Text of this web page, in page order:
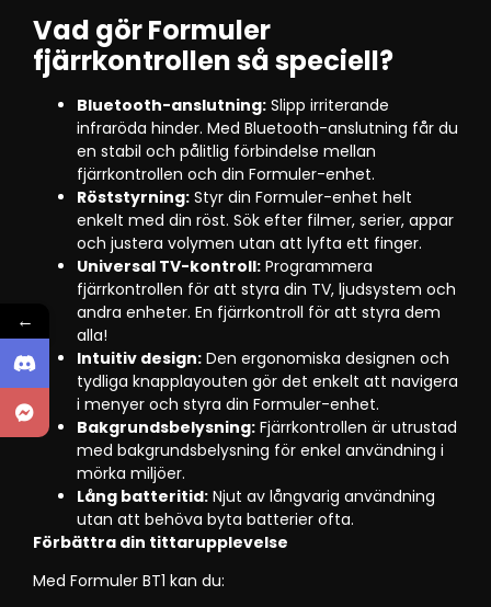
Vad gör Formuler
fjärrkontrollen så speciell?
Bluetooth-anslutning: Slipp irriterande
infraröda hinder. Med Bluetooth-anslutning får du
en stabil och pålitlig förbindelse mellan
fjärrkontrollen och din Formuler-enhet.
Röststyrning: Styr din Formuler-enhet helt
enkelt med din röst. Sök efter filmer, serier, appar
och justera volymen utan att lyfta ett finger.
Universal TV-kontroll: Programmera
fjärrkontrollen för att styra din TV, ljudsystem och
andra enheter. En fjärrkontroll för att styra dem
alla!
Intuitiv design: Den ergonomiska designen och
tydliga knapplayouten gör det enkelt att navigera
i menyer och styra din Formuler-enhet.
Bakgrundsbelysning: Fjärrkontrollen är utrustad
med bakgrundsbelysning för enkel användning i
mörka miljöer.
Lång batteritid: Njut av långvarig användning
utan att behöva byta batterier ofta.
Förbättra din tittarupplevelse
Med Formuler BT1 kan du:
←